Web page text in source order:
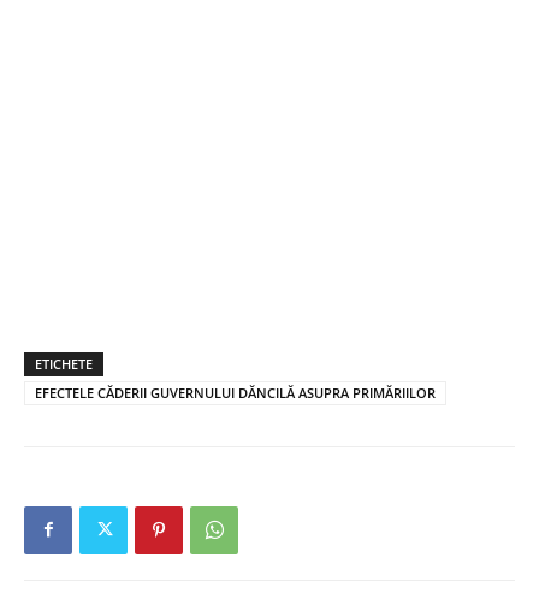
ETICHETE
EFECTELE CĂDERII GUVERNULUI DĂNCILĂ ASUPRA PRIMĂRIILOR